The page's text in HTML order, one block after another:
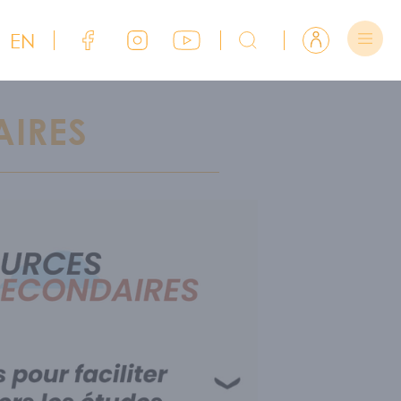
EN Lien Facebook du CJFCB
Lien Instagram du CJFCB
Lien YouTube du CJFCBRechercher sur CJFCBSe connecter